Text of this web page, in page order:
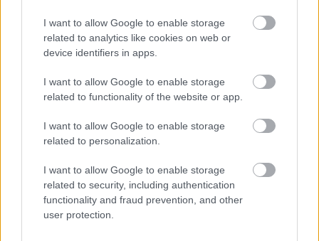
I want to allow Google to enable storage
related to analytics like cookies on web or
device identifiers in apps.
I want to allow Google to enable storage
related to functionality of the website or app.
I want to allow Google to enable storage
related to personalization.
I want to allow Google to enable storage
related to security, including authentication
functionality and fraud prevention, and other
user protection.
Heti Szlávia február 18-24.
szlavtextus•2019. február 18.
Az elmúlt hetek szlávos programdömpingje után
most egy lájtosabb hétnek nézünk elébe. De néhány
remek oroszos és szlovákos programot azért így is
tudunk ajánlani. Rögtön hétfőn, 18-án, este hatkor